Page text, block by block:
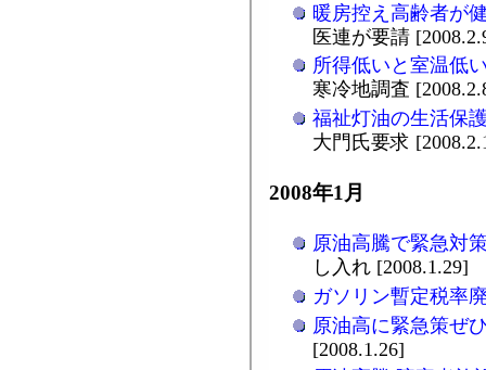
暖房控え高齢者が
医連が要請
所得低いと室温低
寒冷地調査
福祉灯油の生活保
大門氏要求
2008年1月
原油高騰で緊急対
し入れ [2008.1.29]
ガソリン暫定税率
原油高に緊急策ぜ
[2008.1.26]